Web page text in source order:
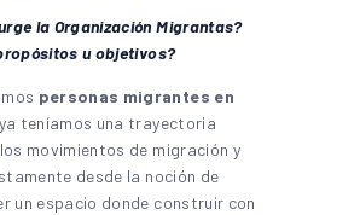
la Organización Migrantas?
u objetivos?
personas migrantes en
teníamos una trayectoria
movimientos de migración y
desde la noción de
un espacio donde construir con